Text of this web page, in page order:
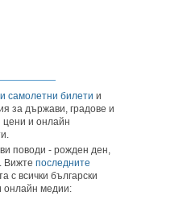
самолетни билети и
за държави, градове и
и онлайн
поводи - рожден ден,
Вижте последните
с всички български
онлайн медии: